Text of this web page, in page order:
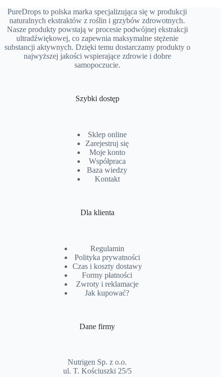
PureDrops to polska marka specjalizująca się w produkcji
naturalnych ekstraktów z roślin i grzybów zdrowotnych.
Nasze produkty powstają w procesie podwójnej ekstrakcji
ultradźwiękowej, co zapewnia maksymalne stężenie
substancji aktywnych. Dzięki temu dostarczamy produkty o
najwyższej jakości wspierające zdrowie i dobre
samopoczucie.
Szybki dostęp
Sklep online
Zarejestruj się
Moje konto
Współpraca
Baza wiedzy
Kontakt
Dla klienta
Regulamin
Polityka prywatności
Czas i koszty dostawy
Formy płatności
Zwroty i reklamacje
Jak kupować?
Dane firmy
Nutrigen Sp. z o.o.
ul. T. Kościuszki 25/5